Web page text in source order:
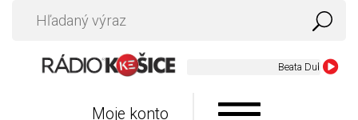
Beata Dubasova -
Moje konto